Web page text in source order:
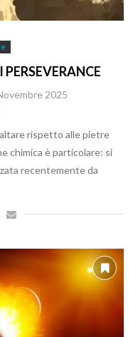
2025
rispetto alle pietre
chimica è particolare: si
recentemente da